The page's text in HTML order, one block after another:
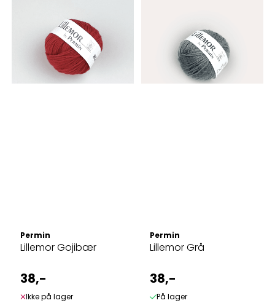
Permin
Lillemor Gojibær
38,-
Ikke på lager
Permin
Lillemor Grå
38,-
På lager